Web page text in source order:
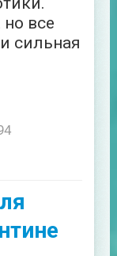
все
сильная